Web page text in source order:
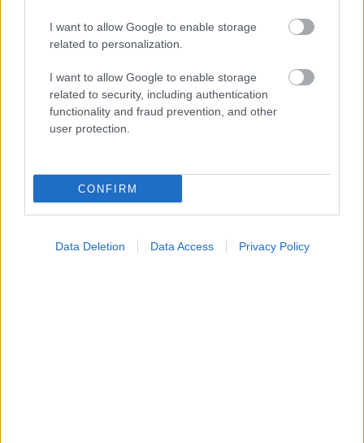
I want to allow Google to enable storage
related to personalization.
I want to allow Google to enable storage
related to security, including authentication
functionality and fraud prevention, and other
user protection.
CONFIRM
Data Deletion Data Access Privacy Policy
συγκεκριμένων νόσων;